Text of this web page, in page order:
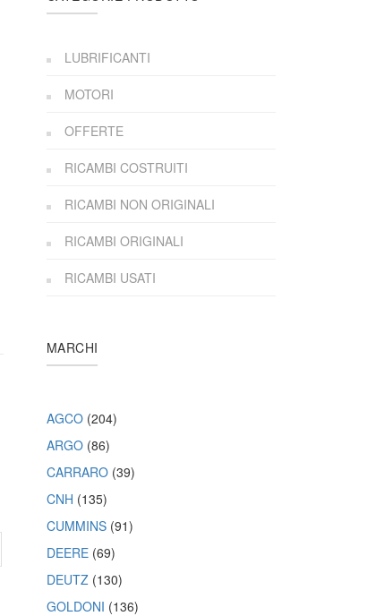
LUBRIFICANTI
MOTORI
OFFERTE
RICAMBI COSTRUITI
RICAMBI NON ORIGINALI
RICAMBI ORIGINALI
RICAMBI USATI
MARCHI
AGCO (204)
ARGO (86)
CARRARO (39)
CNH (135)
CUMMINS (91)
DEERE (69)
DEUTZ (130)
GOLDONI (136)